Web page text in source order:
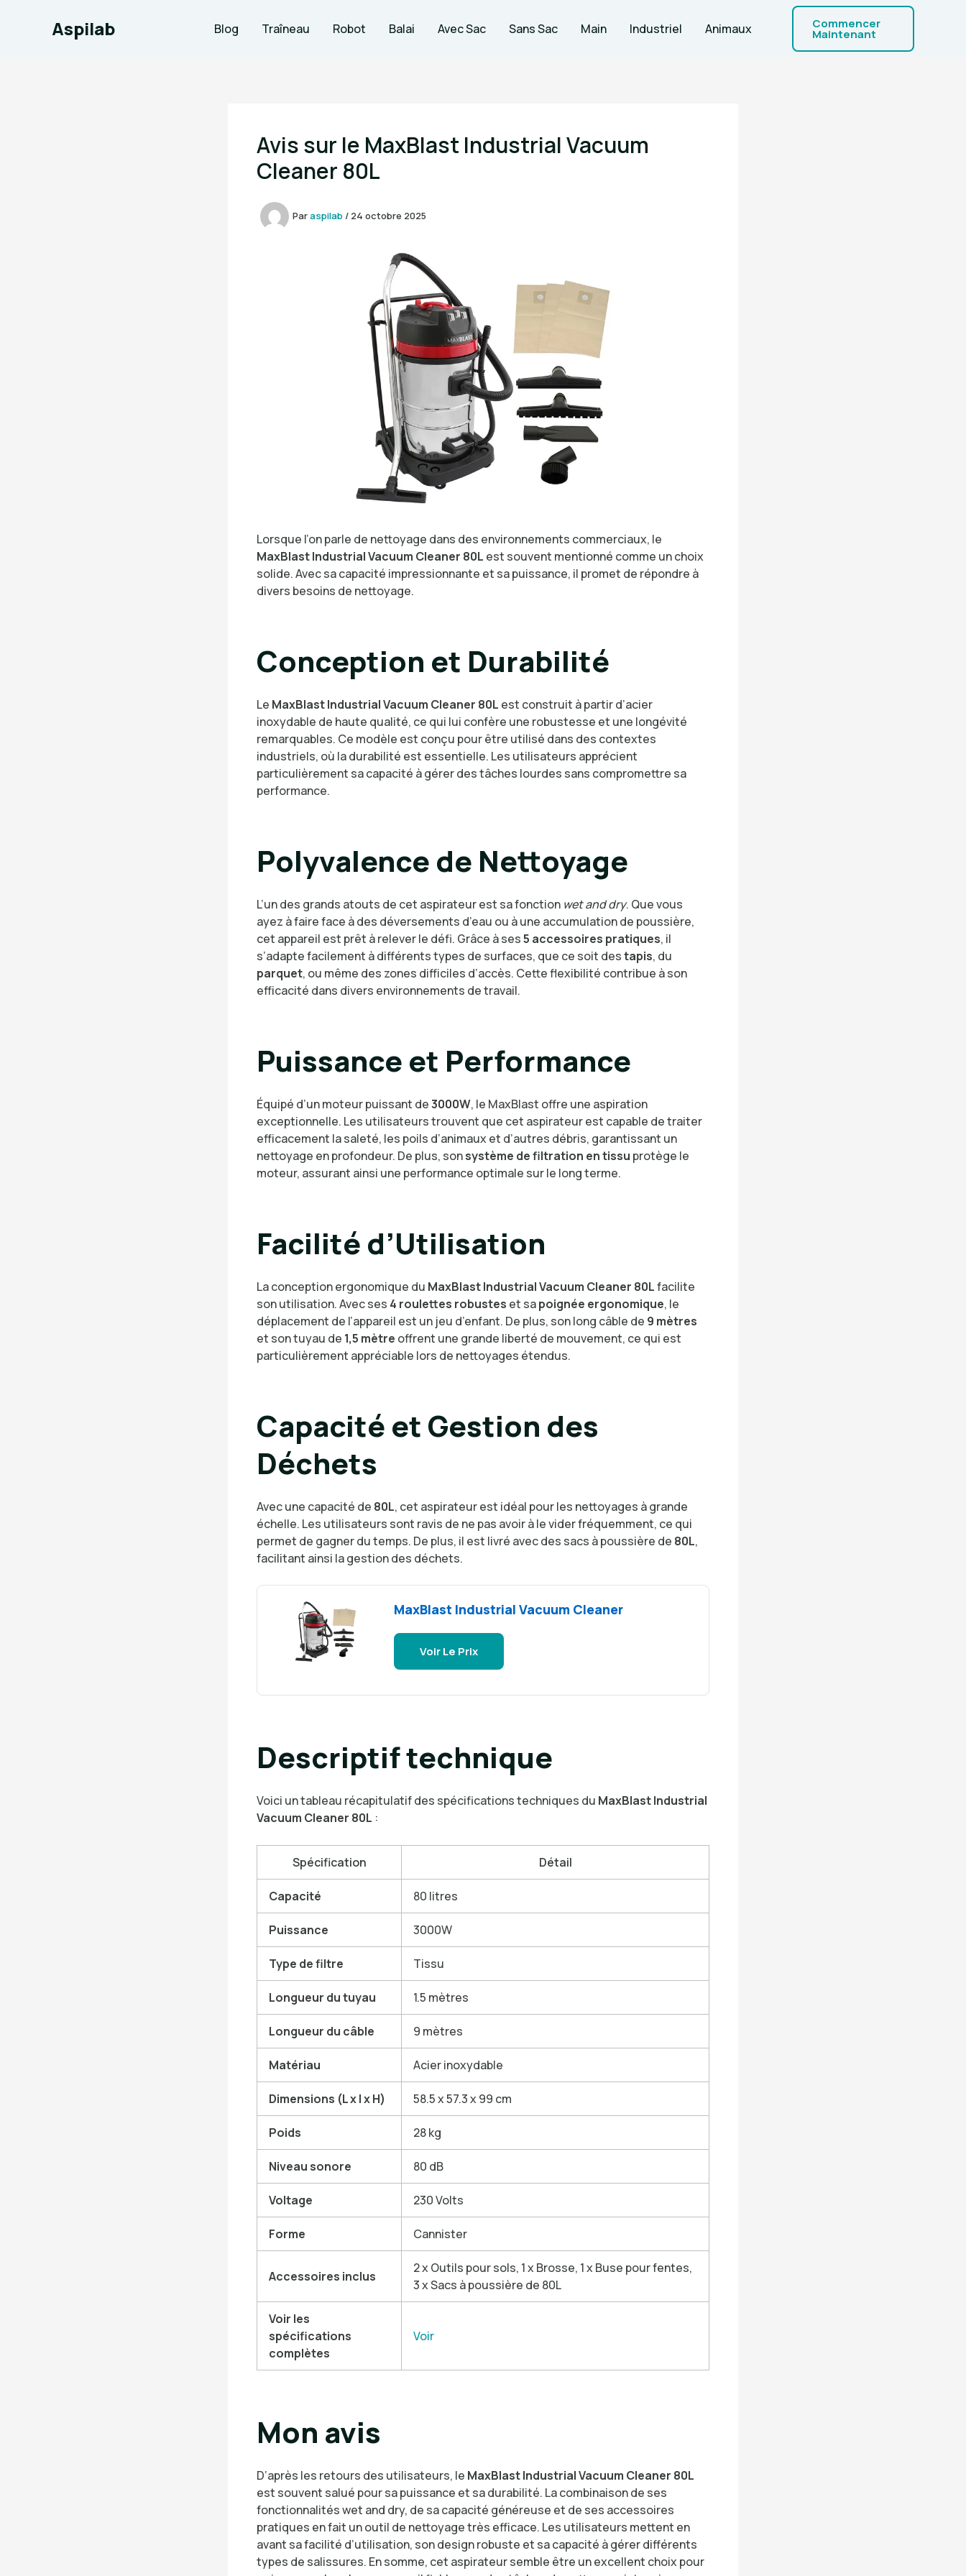
Aspilab Blog Traîneau Robot Balai Avec Sac Sans Sac Main Industriel Animaux Commencer
Maintenant
Avis sur le MaxBlast Industrial Vacuum
Cleaner 80L
Paraspilab / 24 octobre 2025
Lorsque l’on parle de nettoyage dans des environnements commerciaux, le
MaxBlast Industrial Vacuum Cleaner 80L est souvent mentionné comme un choix
solide. Avec sa capacité impressionnante et sa puissance, il promet de répondre à
divers besoins de nettoyage.
Conception et Durabilité
Le MaxBlast Industrial Vacuum Cleaner 80L est construit à partir d’acier
inoxydable de haute qualité, ce qui lui confère une robustesse et une longévité
remarquables. Ce modèle est conçu pour être utilisé dans des contextes
industriels, où la durabilité est essentielle. Les utilisateurs apprécient
particulièrement sa capacité à gérer des tâches lourdes sans compromettre sa
performance.
Polyvalence de Nettoyage
L’un des grands atouts de cet aspirateur est sa fonction wet and dry. Que vous
ayez à faire face à des déversements d’eau ou à une accumulation de poussière,
cet appareil est prêt à relever le défi. Grâce à ses5 accessoires pratiques, il
s’adapte facilement à différents types de surfaces, que ce soit destapis, du
parquet, ou même des zones difficiles d’accès. Cette flexibilité contribue à son
efficacité dans divers environnements de travail.
Puissance et Performance
Équipé d’un moteur puissant de3000W, le MaxBlast offre une aspiration
exceptionnelle. Les utilisateurs trouvent que cet aspirateur est capable de traiter
efficacement la saleté, les poils d’animaux et d’autres débris, garantissant un
nettoyage en profondeur. De plus, sonsystème de filtration en tissu protège le
moteur, assurant ainsi une performance optimale sur le long terme.
Facilité d’Utilisation
La conception ergonomique du MaxBlast Industrial Vacuum Cleaner 80Lfacilite
son utilisation. Avec ses 4 roulettes robustes et sapoignée ergonomique, le
déplacement de l’appareil est un jeu d’enfant. De plus, son long câble de 9 mètres
et son tuyau de 1,5 mètre offrent une grande liberté de mouvement, ce qui est
particulièrement appréciable lors de nettoyages étendus.
Capacité et Gestion des
Déchets
Avec une capacité de 80L, cet aspirateur est idéal pour les nettoyages à grande
échelle. Les utilisateurs sont ravis de ne pas avoir à le vider fréquemment, ce qui
permet de gagner du temps. De plus, il est livré avec des sacs à poussière de 80L,
facilitant ainsi la gestion des déchets.
MaxBlast Industrial Vacuum Cleaner
Voir Le Prix
Descriptif technique
Voici un tableau récapitulatif des spécifications techniques du MaxBlast Industrial
Vacuum Cleaner 80L :
Spécification Détail
Capacité 80 litres
Puissance 3000W
Type de filtre Tissu
Longueur du tuyau 1.5 mètres
Longueur du câble 9 mètres
Matériau Acier inoxydable
Dimensions (L x l x H) 58.5 x 57.3 x 99 cm
Poids 28 kg
Niveau sonore 80 dB
Voltage 230 Volts
Forme Cannister
Accessoires inclus
2 x Outils pour sols, 1 x Brosse, 1 x Buse pour fentes,
3 x Sacs à poussière de 80L
Voir les
spécifications
complètes
Voir
Mon avis
D’après les retours des utilisateurs, le MaxBlast Industrial Vacuum Cleaner 80L
est souvent salué pour sa puissance et sa durabilité. La combinaison de ses
fonctionnalités wet and dry, de sa capacité généreuse et de ses accessoires
pratiques en fait un outil de nettoyage très efficace. Les utilisateurs mettent en
avant sa facilité d’utilisation, son design robuste et sa capacité à gérer différents
types de salissures. En somme, cet aspirateur semble être un excellent choix pour